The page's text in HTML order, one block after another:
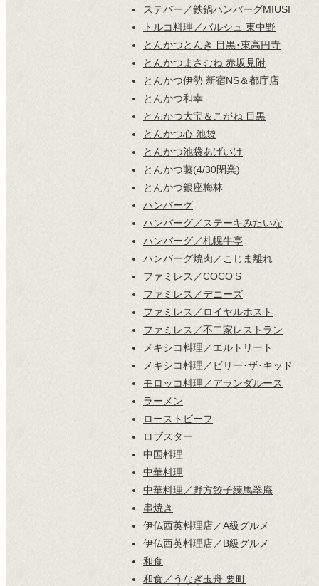
ステバー／鉄鍋ハンバーグMIUSI
トルコ料理／バルシュ 東中野
とんかつとんき 目黒･東高円寺
とんかつまさむね 赤坂見附
とんかつ伊勢 新宿NS＆都庁店
とんかつ和幸
とんかつ大宝＆こがね 目黒
とんかつ心 池袋
とんかつ池袋あげいけ
とんかつ藤(4/30閉業)
とんかつ銀座梅林
ハンバーグ
ハンバーグ／ステーキみたいな
ハンバーグ／札幌牛亭
ハンバーグ焼肉／こじま離れ
ファミレス／COCO'S
ファミレス／デニーズ
ファミレス／ロイヤルホスト
ファミレス／不二家レストラン
メキシコ料理／エルトリート
メキシコ料理／ビリー･ザ･キッド
モロッコ料理／アランダルース
ラーメン
ローストビーフ
ロブスター
中国料理
中華料理
中華料理／野方餃子練馬翠庵
串焼き
伊仏西英料理店／A級グルメ
伊仏西英料理店／B級グルメ
和食
和食／うなぎ玉舟 要町